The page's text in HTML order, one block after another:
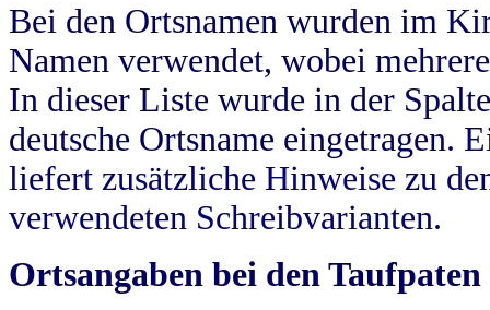
Bei den Ortsnamen wurden im
Namen verwendet, wobei
In dieser Liste wurde in der
deutsche Ortsname eingetragen.
liefert zusätzliche Hinweise zu
verwendeten Schreibvarianten.
Ortsangaben bei den Taufpaten